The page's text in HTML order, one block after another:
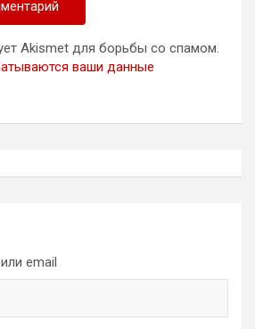
Akismet для борьбы со спамом.
ваши данные
email